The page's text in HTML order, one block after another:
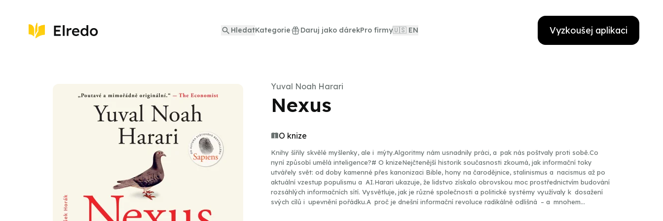
HledatKategorie Daruj jako dárekPro firmy🇺🇸 EN Vyzkoušej aplikaci
Yuval Noah Harari
Nexus
O knize
Knihy šířily skvělé myšlenky, ale i mýty.Algoritmy nám usnadnily práci, a pak nás poštvaly proti sobě.Co
nyní způsobí umělá inteligence?# O knizeNejčtenější historik současnosti zkoumá, jak informační toky
utvářely svět: od doby kamenné přes kanonizaci Bible, hony na čarodějnice, stalinismus a nacismus až po
aktuální vzestup populismu a AI.Harari ukazuje, že lidstvo získalo obrovskou moc prostřednictvím budování
rozsáhlých informačních sítí. Vysvětluje, jak je různé společnosti a politické systémy využívaly k dosažení
svých cílů i upevnění pořádku.A proč je dnešní informační revoluce radikálně odlišná – a mnohem